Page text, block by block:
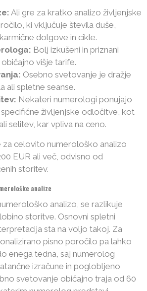
Ali gre za kratko analizo življenjske
ki vključuje števila duše,
dolgove in cikle.
Bolj izkušeni in priznani
višje tarife.
Osebno svetovanje je dražje
ali spletne seanse.
Nekateri numerologi ponujajo
življenjske odločitve, kot
selitev, kar vpliva na ceno.
za celovito numerološko analizo
EUR ali več, odvisno od
storitev.
analize
analizo, se razlikuje
storitve. Osnovni spletni
sta na voljo takoj. Za
pisno poročilo pa lahko
enega tedna, saj numerolog
izračune in poglobljeno
svetovanje običajno traja od 60